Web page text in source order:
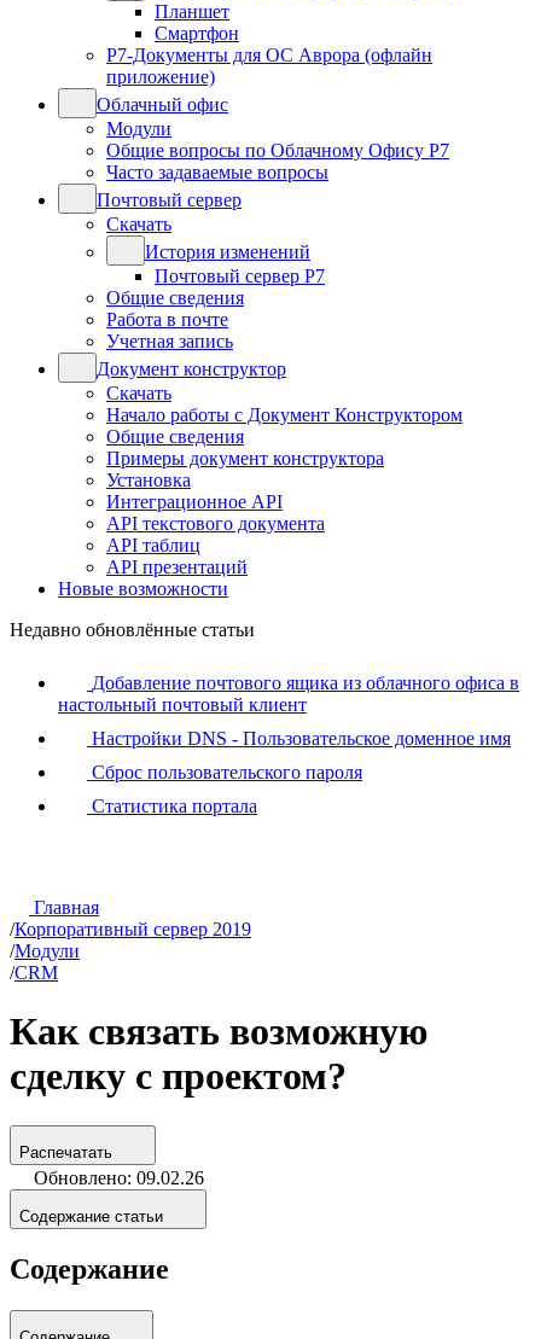
Планшет
Смартфон
Р7-Документы для ОС Аврора (офлайн
приложение)
Облачный офис
Модули
Общие вопросы по Облачному Офису Р7
Часто задаваемые вопросы
Почтовый сервер
Скачать
История изменений
Почтовый сервер Р7
Общие сведения
Работа в почте
Учетная запись
Документ конструктор
Скачать
Начало работы с Документ Конструктором
Общие сведения
Примеры документ конструктора
Установка
Интеграционное API
API текстового документа
API таблиц
API презентаций
Новые возможности
Недавно обновлённые статьи
Добавление почтового ящика из облачного офиса в
настольный почтовый клиент
Настройки DNS - Пользовательское доменное имя
Сброс пользовательского пароля
Статистика портала
Главная
/Корпоративный сервер 2019
/Модули
/CRM
Как связать возможную
сделку с проектом?
Распечатать
Обновлено: 09.02.26
Содержание статьи
Содержание